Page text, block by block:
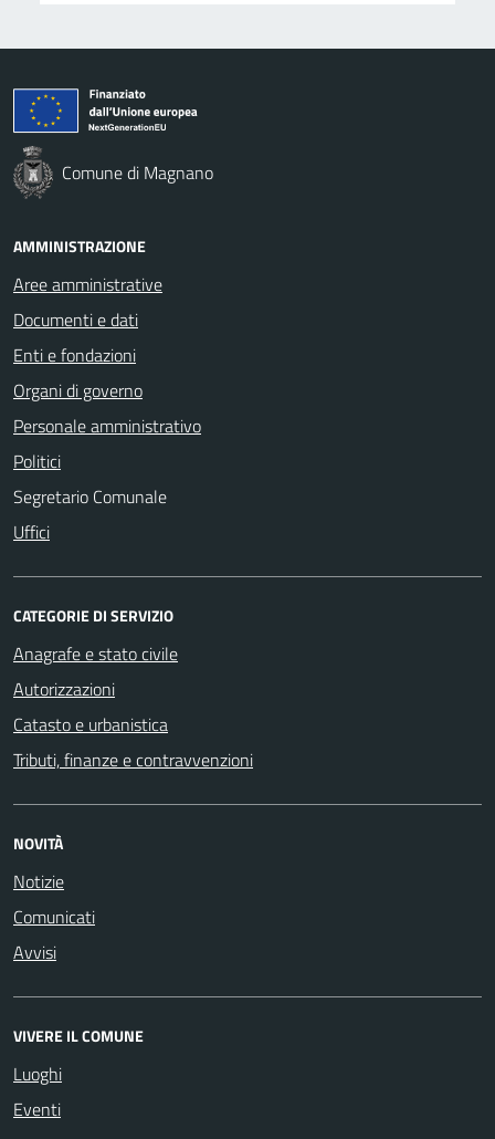
Comune di Magnano
AMMINISTRAZIONE
Aree amministrative
Documenti e dati
Enti e fondazioni
Organi di governo
Personale amministrativo
Politici
Segretario Comunale
Uffici
CATEGORIE DI SERVIZIO
Anagrafe e stato civile
Autorizzazioni
Catasto e urbanistica
Tributi, finanze e contravvenzioni
NOVITÀ
Notizie
Comunicati
Avvisi
VIVERE IL COMUNE
Luoghi
Eventi